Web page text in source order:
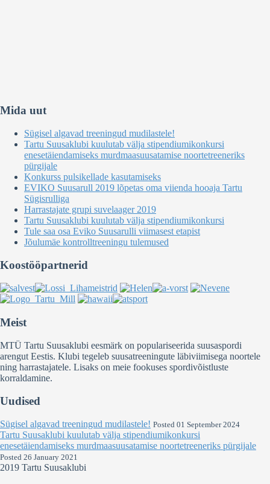
Mida uut
Sügisel algavad treeningud mudilastele!
Tartu Suusaklubi kuulutab välja stipendiumikonkursi
enesetäiendamiseks murdmaasuusatamise noortetreeneriks
pürgijale
Konkurss pulsikellade kasutamiseks
EVIKO Suusarull 2019 lõpetas oma viienda hooaja Tartu
Sügisrulliga
Harrastajate grupi suvelaager 2019
Tartu Suusaklubi kuulutab välja stipendiumikonkursi
Tule saa osa Eviko Suusarulli viimasest etapist
Jõulumäe kontrolltreeningu tulemused
Koostööpartnerid
Meist
MTÜ Tartu Suusaklubi eesmärk on populariseerida suusaspordi
arengut Eestis. Klubi tegeleb suusatreeningute läbiviimisega noortele
ning harrastajatele. Lisaks on meie fookuses spordivõistluste
korraldamine.
Uudised
Sügisel algavad treeningud mudilastele! Posted 01 September 2024
Tartu Suusaklubi kuulutab välja stipendiumikonkursi
enesetäiendamiseks murdmaasuusatamise noortetreeneriks pürgijale
Posted 26 January 2021
2019 Tartu Suusaklubi